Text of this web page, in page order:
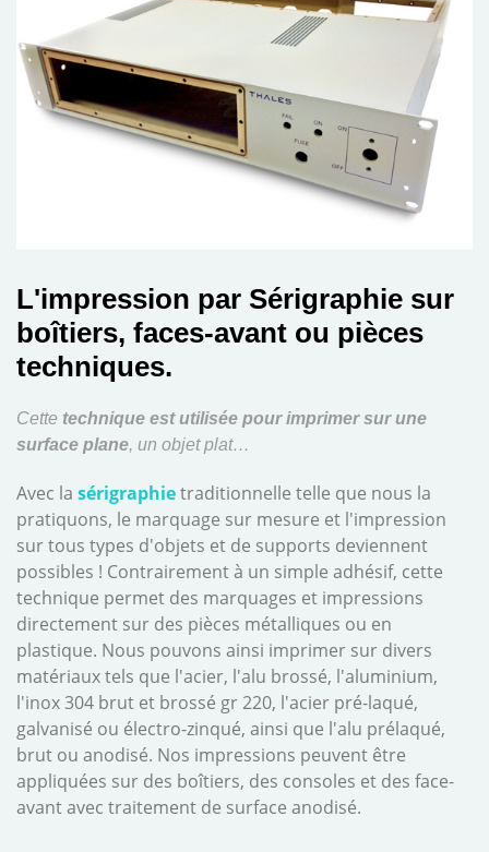
L'impression par Sérigraphie sur
boîtiers, faces-avant ou pièces
techniques.
Cette technique est utilisée pour imprimer sur une
surface plane, un objet plat…
Avec la sérigraphietraditionnelle telle que nous la
pratiquons, le marquage sur mesure et l'impression
sur tous types d'objets et de supports deviennent
possibles ! Contrairement à un simple adhésif, cette
technique permet des marquages et impressions
directement sur des pièces métalliques ou en
plastique. Nous pouvons ainsi imprimer sur divers
matériaux tels que l'acier, l'alu brossé, l'aluminium,
l'inox 304 brut et brossé gr 220, l'acier pré-laqué,
galvanisé ou électro-zinqué, ainsi que l'alu prélaqué,
brut ou anodisé. Nos impressions peuvent être
appliquées sur des boîtiers, des consoles et des face-
avant avec traitement de surface anodisé.